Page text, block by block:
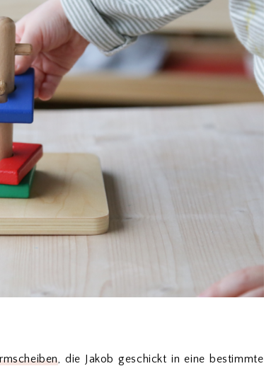
, die Jakob geschickt in eine bestimmte